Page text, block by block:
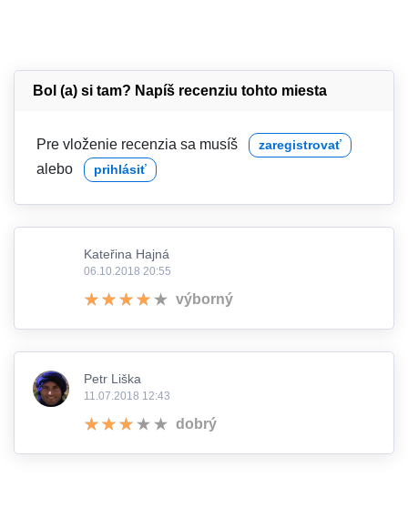
Bol (a) si tam? Napíš recenziu tohto miesta
Pre vloženie recenzia sa musíš zaregistrovať
alebo prihlásiť
Kateřina Hajná
06.10.2018 20:55
výborný
Petr Liška
11.07.2018 12:43
dobrý